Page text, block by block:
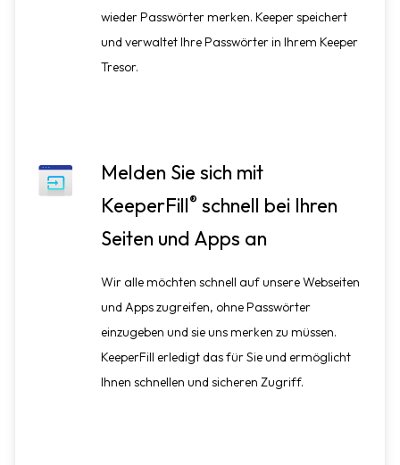
wieder Passwörter merken. Keeper speichert
und verwaltet Ihre Passwörter in Ihrem Keeper
Tresor.
Melden Sie sich mit
KeeperFill® schnell bei Ihren
Seiten und Apps an
Wir alle möchten schnell auf unsere Webseiten
und Apps zugreifen, ohne Passwörter
einzugeben und sie uns merken zu müssen.
KeeperFill erledigt das für Sie und ermöglicht
Ihnen schnellen und sicheren Zugriff.